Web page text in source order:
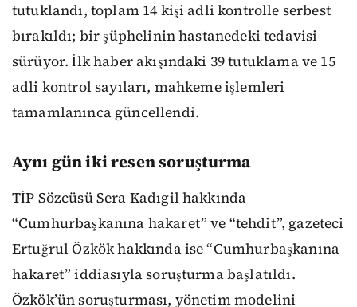
tutuklandı, toplam 14 kişi adli kontrolle serbest
bırakıldı; bir şüphelinin hastanedeki tedavisi
sürüyor. İlk haber akışındaki 39 tutuklama ve 15
adli kontrol sayıları, mahkeme işlemleri
tamamlanınca güncellendi.
Aynı gün iki resen soruşturma
TİP Sözcüsü Sera Kadıgil hakkında
“Cumhurbaşkanına hakaret” ve “tehdit”, gazeteci
Ertuğrul Özkök hakkında ise “Cumhurbaşkanına
hakaret” iddiasıyla soruşturma başlatıldı.
Özkök’ün soruşturması, yönetim modelini